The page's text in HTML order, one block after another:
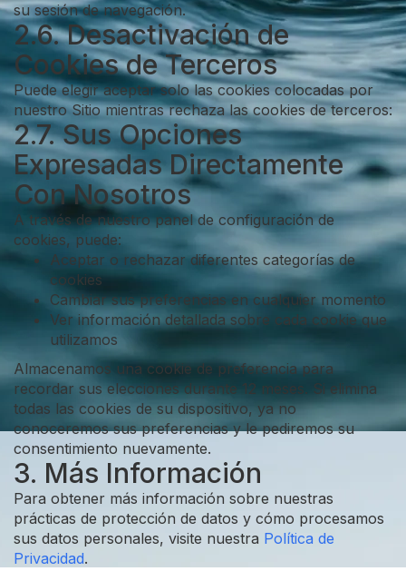
su sesión de navegación.
2.6. Desactivación de
Cookies de Terceros
Puede elegir aceptar solo las cookies colocadas por
nuestro Sitio mientras rechaza las cookies de terceros:
2.7. Sus Opciones
Expresadas Directamente
Con Nosotros
A través de nuestro panel de configuración de
cookies, puede:
Aceptar o rechazar diferentes categorías de
cookies
Cambiar sus preferencias en cualquier momento
Ver información detallada sobre cada cookie que
utilizamos
Almacenamos una cookie de preferencia para
recordar sus elecciones durante 12 meses. Si elimina
todas las cookies de su dispositivo, ya no
conoceremos sus preferencias y le pediremos su
consentimiento nuevamente.
3. Más Información
Para obtener más información sobre nuestras
prácticas de protección de datos y cómo procesamos
sus datos personales, visite nuestra Política de
Privacidad.